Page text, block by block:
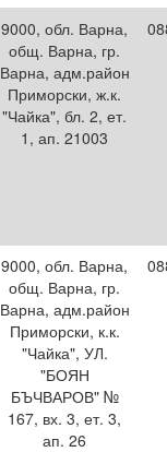
9000, обл. Варна,
общ. Варна, гр.
Варна, адм.район
Приморски, ж.к.
"Чайка", бл. 2, ет.
1, ап. 21003
9000, обл. Варна,
общ. Варна, гр.
Варна, адм.район
Приморски, к.к.
"Чайка", УЛ.
"БОЯН
БЪЧВАРОВ" №
167, вх. 3, ет. 3,
ап. 26